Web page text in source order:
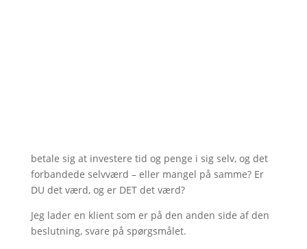
betale sig at investere tid og penge i sig selv, og det
forbandede selvværd – eller mangel på samme? Er
DU det værd, og er DET det værd?
Jeg lader en klient som er på den anden side af den
beslutning, svare på spørgsmålet.